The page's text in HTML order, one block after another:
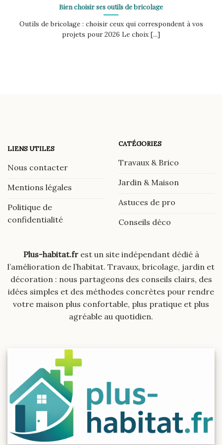
Bien choisir ses outils de bricolage
Outils de bricolage : choisir ceux qui correspondent à vos
projets pour 2026 Le choix [...]
LIENS UTILES
Nous contacter
Mentions légales
Politique de
confidentialité
CATÉGORIES
Travaux & Brico
Jardin & Maison
Astuces de pro
Conseils déco
Plus-habitat.frest un site indépendant dédié à
l’amélioration de l’habitat. Travaux, bricolage, jardin et
décoration : nous partageons des conseils clairs, des
idées simples et des méthodes concrètes pour rendre
votre maison plus confortable, plus pratique et plus
agréable au quotidien.